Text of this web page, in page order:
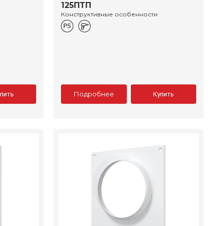
125ПТП
Конструктивные особенности
Подробнее Купить